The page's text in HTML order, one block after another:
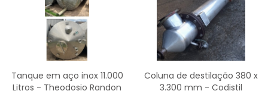
Tanque em aço inox 11.000
Litros - Theodosio Randon
Coluna de destilação 380 x
3.300 mm - Codistil